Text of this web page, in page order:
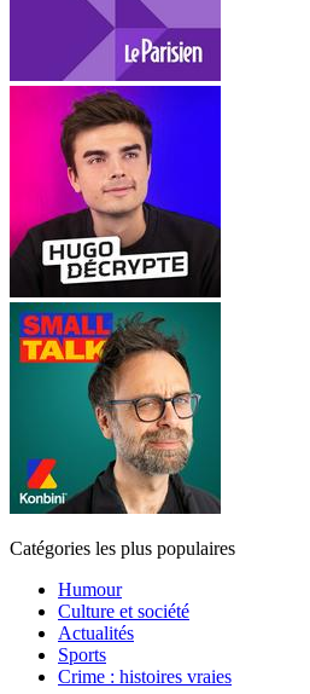
Catégories les plus populaires
Humour
Culture et société
Actualités
Sports
Crime : histoires vraies